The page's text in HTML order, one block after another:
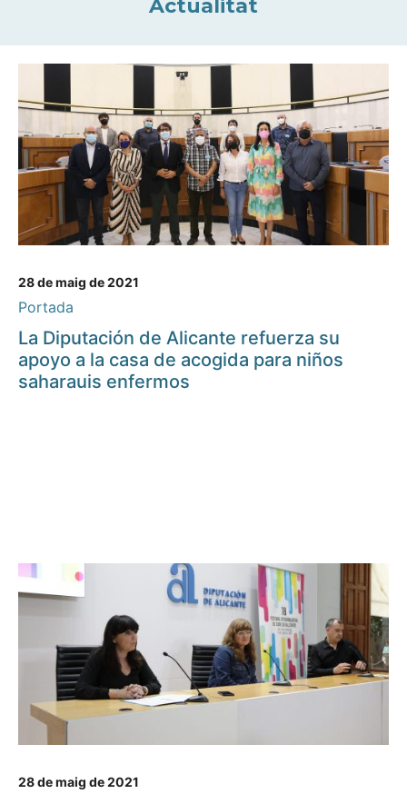
Actualitat
28 de maig de 2021
Portada
La Diputación de Alicante refuerza su
apoyo a la casa de acogida para niños
saharauis enfermos
28 de maig de 2021